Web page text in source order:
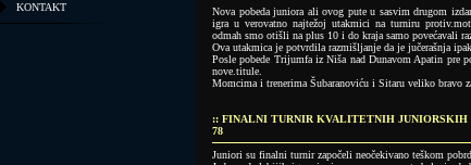
KONTAKT
Nova pobeda juniora ali ovog pute u sasvim drugom
igra u verovatno najtežoj utakmici na turniru
odmah smo otišli na plus 10 i do kraja samo povećavali
Ova utakmica je potvrdila razmišljanje da je jučerašnja
Posle pobede Trijumfa iz Niša nad Dunavom Apatin pre
nove.titule.
Momcima i trenerima Šubaranoviću i Sitaru veliko bravo
:: FINALNI TURNIR KVALITETNIH JUNIORSKIH
78
Juniori su finalni turnir započeli neočekivano teškom